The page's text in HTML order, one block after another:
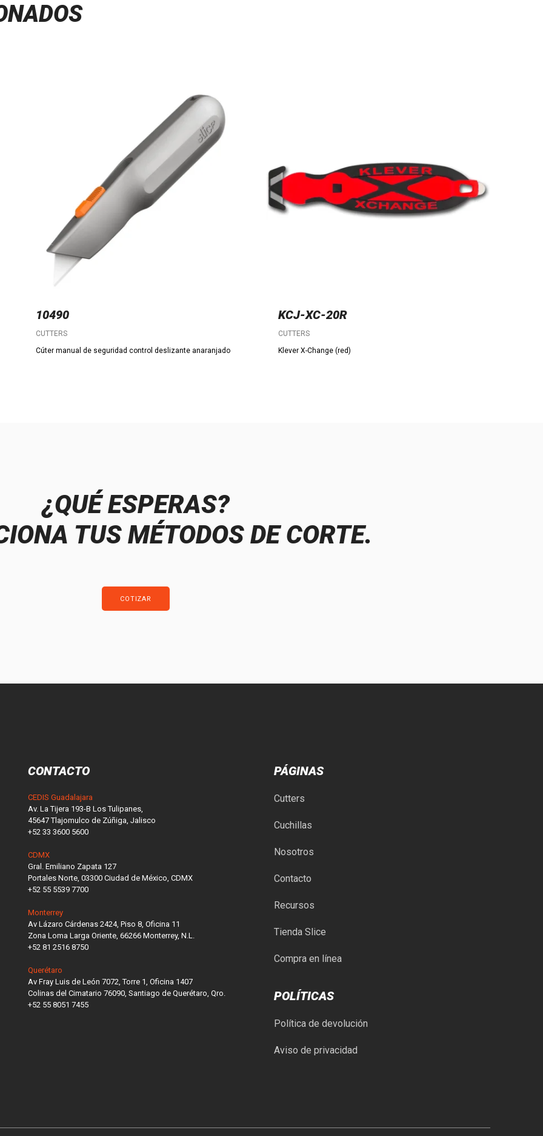
10490
CUTTERS
Cúter manual de seguridad control deslizante anaranjado
KCJ-XC-20R
CUTTERS
Klever X-Change (red)
¿QUÉ ESPERAS?
TUS MÉTODOS DE CORTE.
COTIZAR
CONTACTO
CEDIS Guadalajara
Av. La Tijera 193-B Los Tulipanes,
45647 Tlajomulco de Zúñiga, Jalisco
+52 33 3600 5600
CDMX
Gral. Emiliano Zapata 127
Portales Norte, 03300 Ciudad de México, CDMX
+52 55 5539 7700
Monterrey
Av Lázaro Cárdenas 2424, Piso 8, Oficina 11
Zona Loma Larga Oriente, 66266 Monterrey, N.L.
+52 81 2516 8750
Querétaro
Av Fray Luis de León 7072, Torre 1, Oficina 1407
Colinas del Cimatario 76090, Santiago de Querétaro, Qro.
+52 55 8051 7455
PÁGINAS
Cutters
Cuchillas
Nosotros
Contacto
Recursos
Tienda Slice
Compra en línea
POLÍTICAS
Política de devolución
Aviso de privacidad